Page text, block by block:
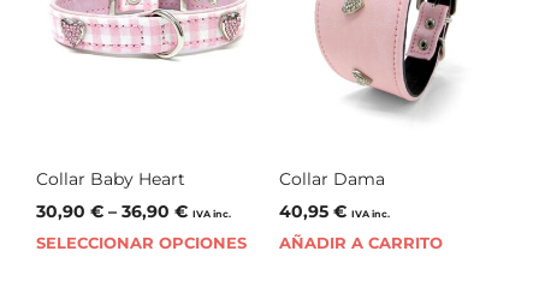
Collar Baby Heart
30,90 € – 36,90 € IVA inc.
SELECCIONAR OPCIONES
Collar Dama
40,95 € IVA inc.
AÑADIR A CARRITO